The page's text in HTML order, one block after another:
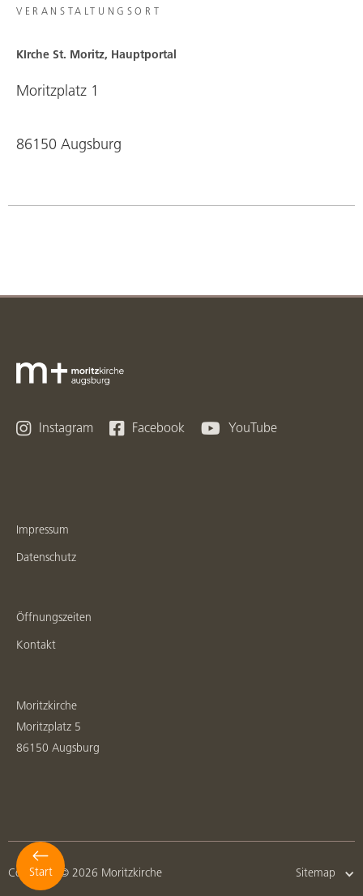
Start
VERANSTALTUNGSORT
KIrche St. Moritz, Hauptportal
Moritzplatz 1
86150 Augsburg
 Instagram  Facebook  YouTube
Impressum
Datenschutz
Öffnungszeiten
Kontakt
Moritzkirche
Moritzplatz 5
86150 Augsburg
Copyright © 2026 Moritzkirche Sitemap